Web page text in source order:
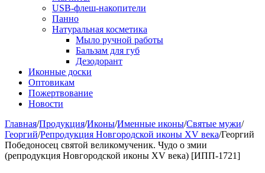
USB-флеш-накопители
Панно
Натуральная косметика
Мыло ручной работы
Бальзам для губ
Дезодорант
Иконные доски
Оптовикам
Пожертвование
Новости
Главная/Продукция/Иконы/Именные иконы/Святые мужи/
Георгий/Репродукция Новгородской иконы XV века/Георгий
Победоносец святой великомученик. Чудо о змии
(репродукция Новгородской иконы XV века) [ИПП-1721]